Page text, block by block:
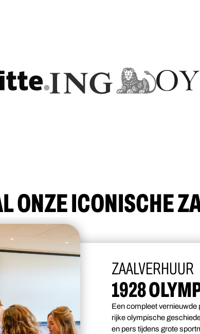
ONZE ICONISCHE
ZAALVERHUUR
1928
Een compleet vernieuwde
rijke olympische
en pers tijdens grote